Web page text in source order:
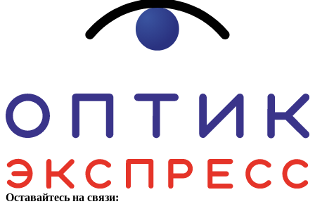
Оставайтесь на связи: